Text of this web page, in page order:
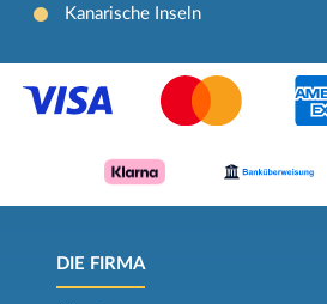
Kanarische Inseln
DIE FIRMA